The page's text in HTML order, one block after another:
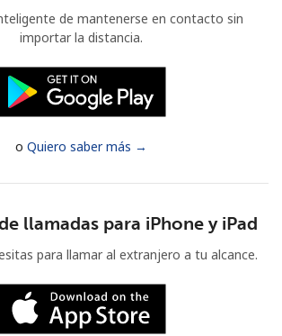
para recibir nuestras mejores
y condiciones.
¡Hola!
sesión oREGÍSTRATE →
de mantenerse en contacto sin
importar la distancia.
o Quiero saber más →
llamadas para iPhone y iPad
para llamar al extranjero a tu alcance.